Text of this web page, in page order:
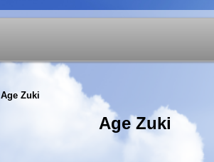
Age Zuki
Age Zuki